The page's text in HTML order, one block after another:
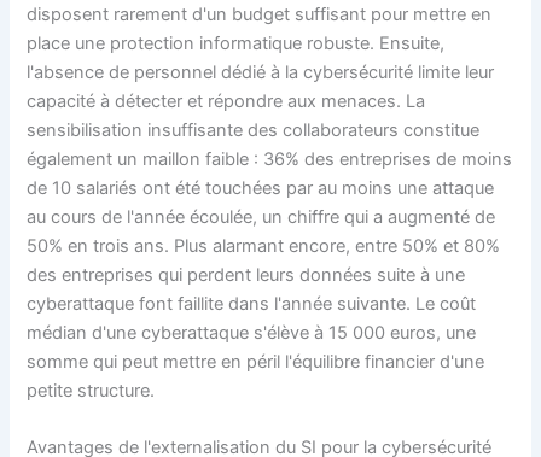
disposent rarement d'un budget suffisant pour mettre en
place une protection informatique robuste. Ensuite,
l'absence de personnel dédié à la cybersécurité limite leur
capacité à détecter et répondre aux menaces. La
sensibilisation insuffisante des collaborateurs constitue
également un maillon faible : 36% des entreprises de moins
de 10 salariés ont été touchées par au moins une attaque
au cours de l'année écoulée, un chiffre qui a augmenté de
50% en trois ans. Plus alarmant encore, entre 50% et 80%
des entreprises qui perdent leurs données suite à une
cyberattaque font faillite dans l'année suivante. Le coût
médian d'une cyberattaque s'élève à 15 000 euros, une
somme qui peut mettre en péril l'équilibre financier d'une
petite structure.
Avantages de l'externalisation du SI pour la cybersécurité